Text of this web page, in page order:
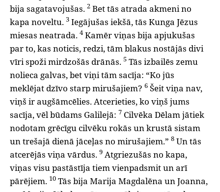
bija sagatavojušas. 2 Bet tās atrada akmeni no
kapa noveltu. 3 Iegājušas iekšā, tās Kunga Jēzus
miesas neatrada. 4 Kamēr viņas bija apjukušas
par to, kas noticis, redzi, tām blakus nostājās divi
vīri spoži mirdzošās drānās. 5 Tās izbailēs zemu
nolieca galvas, bet viņi tām sacīja: “Ko jūs
meklējat dzīvo starp mirušajiem? 6 Šeit viņa nav,
viņš ir augšāmcēlies. Atcerieties, ko viņš jums
sacīja, vēl būdams Galilejā: 7 Cilvēka Dēlam jātiek
nodotam grēcīgu cilvēku rokās un krustā sistam
un trešajā dienā jāceļas no mirušajiem.” 8 Un tās
atcerējās viņa vārdus. 9 Atgriezušās no kapa,
viņas visu pastāstīja tiem vienpadsmit un arī
pārējiem. 10 Tās bija Marija Magdalēna un Joanna,